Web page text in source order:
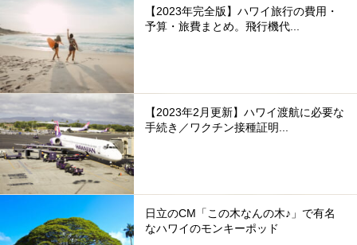
【2023年完全版】ハワイ旅行の費用・
予算・旅費まとめ。飛行機代...
【2023年2月更新】ハワイ渡航に必要な
手続き／ワクチン接種証明...
日立のCM「この木なんの木♪」で有名
なハワイのモンキーポッド